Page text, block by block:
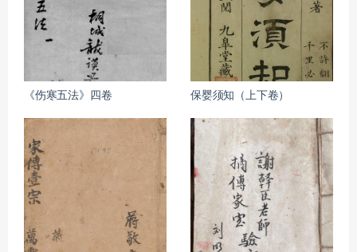
《伤寒五法》四卷 保婴须知（上下卷）